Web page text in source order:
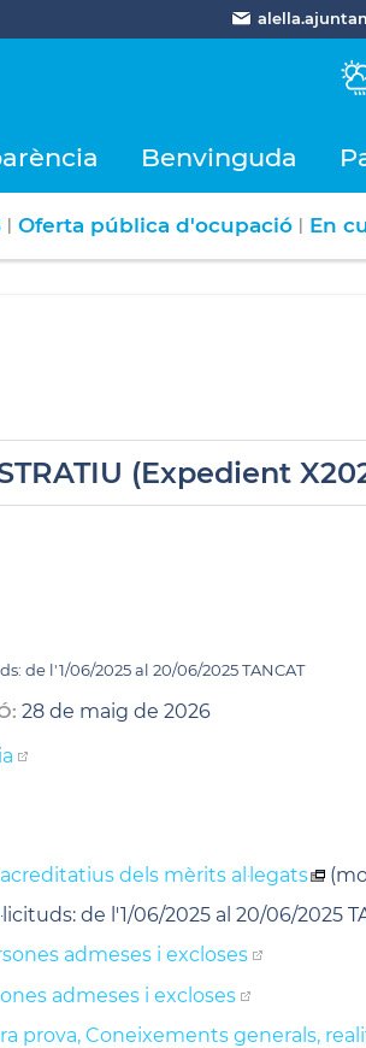
Benvinguda
| Oferta pública d'ocupació | En
(Expedient
de l'1/06/2025 al 20/06/2025 TANCAT
28 de maig de 2026
dels mèrits al·legats
de l'1/06/2025 al 20/06/2025
admeses i excloses
admeses i excloses
prova, Coneixements generals,